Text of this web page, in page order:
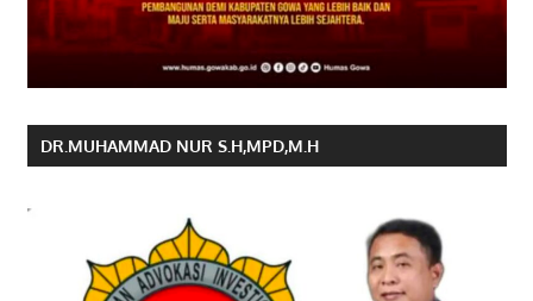
DR.MUHAMMAD NUR S.H,MPD,M.H